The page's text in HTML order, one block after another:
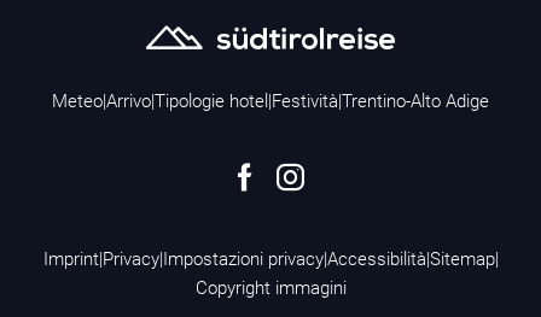
Meteo|Arrivo|Tipologie hotel |Festività|Trentino-Alto Adige
Imprint|Privacy|Impostazioni privacy|Accessibilità|Sitemap|
Copyright immagini